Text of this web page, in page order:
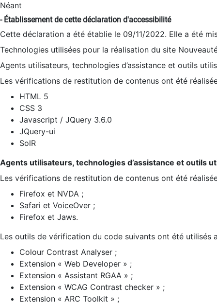
Néant
- Établissement de cette déclaration d'accessibilité
Cette déclaration a été établie le 09/11/2022. Elle a été
Technologies utilisées pour la réalisation du site
Agents utilisateurs, technologies d’assistance et outils
Les vérifications de restitution de contenus ont été
HTML 5
CSS 3
Javascript / JQuery 3.6.0
JQuery-ui
SolR
Agents utilisateurs, technologies d’assistance et outils
Les vérifications de restitution de contenus ont été
Firefox et NVDA ;
Safari et VoiceOver ;
Firefox et Jaws.
Les outils de vérification du code suivants ont été utilisés
Colour Contrast Analyser ;
Extension « Web Developer » ;
Extension « Assistant RGAA » ;
Extension « WCAG Contrast checker » ;
Extension « ARC Toolkit » ;